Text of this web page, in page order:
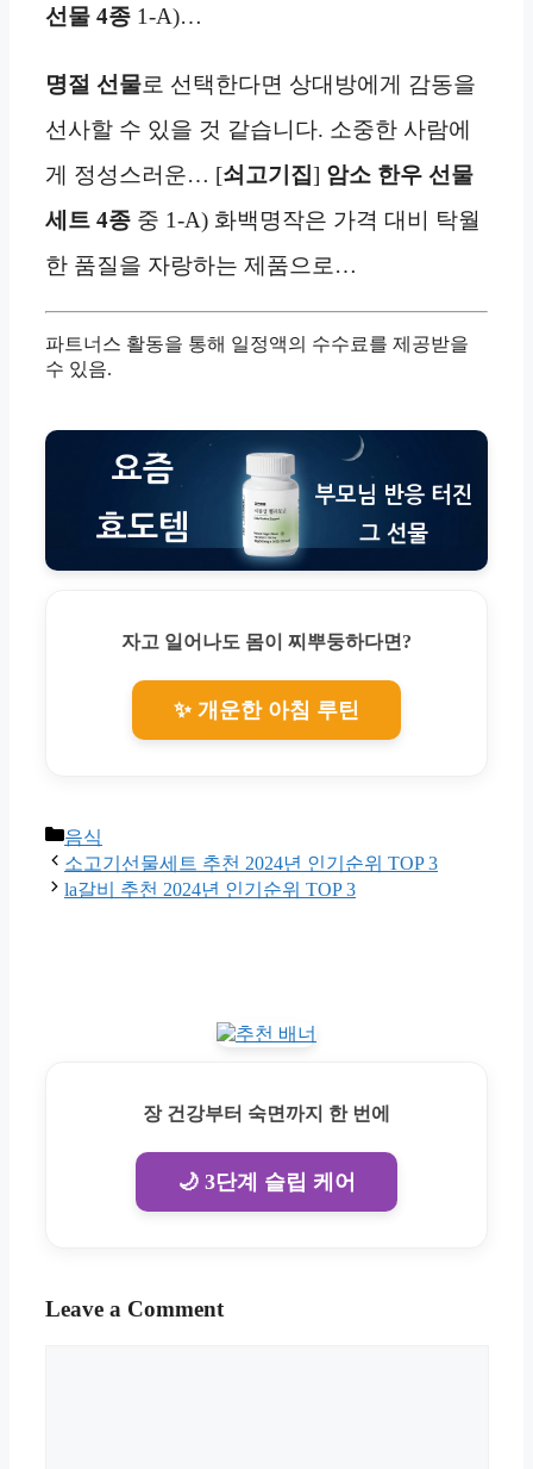
선물 4종 1-A)…
명절 선물로 선택한다면 상대방에게 감동을
선사할 수 있을 것 같습니다. 소중한 사람에
게 정성스러운… [쇠고기집] 암소 한우 선물
세트 4종 중 1-A) 화백명작은 가격 대비 탁월
한 품질을 자랑하는 제품으로…
파트너스 활동을 통해 일정액의 수수료를 제공받을
수 있음.
자고 일어나도 몸이 찌뿌둥하다면?
✨ 개운한 아침 루틴
Categories
음식
소고기선물세트 추천 2024년 인기순위 TOP 3
la갈비 추천 2024년 인기순위 TOP 3
장 건강부터 숙면까지 한 번에
🌙 3단계 슬립 케어
Leave a Comment